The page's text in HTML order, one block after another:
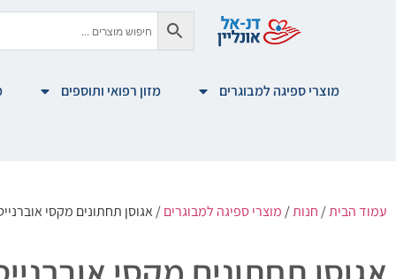
מוצרי ספיגה למבוגרים מזון רפואי ותוספים
עמוד הבית/ חנות/ מוצרי ספיגה למבוגרים/ אגוסן תחתונים מקסי